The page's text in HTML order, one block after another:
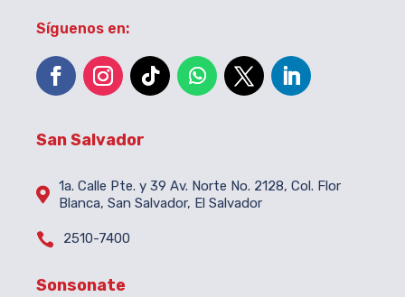
Síguenos en:
San Salvador
 1a. Calle Pte. y 39 Av. Norte No. 2128, Col. Flor
Blanca, San Salvador, El Salvador
 2510-7400
Sonsonate